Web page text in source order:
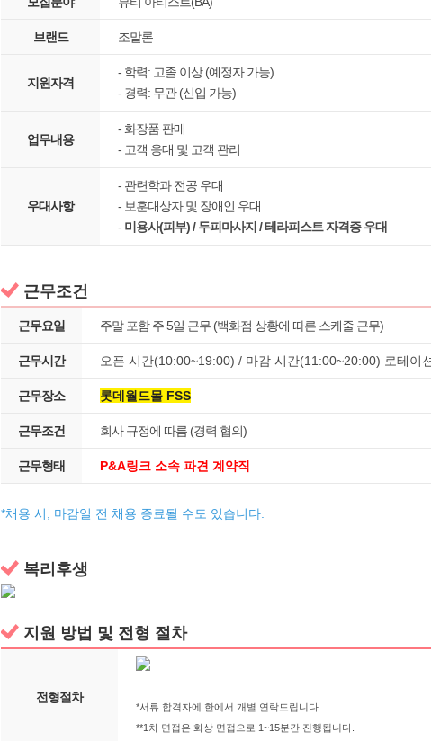
브랜드 조말론
지원자격
- 학력: 고졸 이상 (예정자 가능)
- 경력: 무관 (신입 가능)
업무내용
- 화장품 판매
- 고객 응대 및 고객 관리
우대사항
- 관련학과 전공 우대
- 보훈대상자 및 장애인 우대
- 미용사(피부) / 두피마사지 / 테라피스트 자격증 우대
근무조건
근무요일 주말 포함 주 5일 근무 (백화점 상황에 따른 스케줄 근무)
근무시간 오픈 시간(10:00~19:00) / 마감 시간(11:00~20:00) 로테이
근무장소 롯데월드몰 FSS
근무조건 회사 규정에 따름 (경력 협의)
근무형태 P&A링크 소속 파견 계약직
*채용 시, 마감일 전 채용 종료될 수도 있습니다.
복리후생
지원 방법 및 전형 절차
전형절차
*서류 합격자에 한에서 개별 연락드립니다.
**1차 면접은 화상 면접으로 1~15분간 진행됩니다.